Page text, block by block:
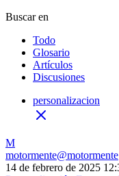
Buscar en
Todo
Glosario
Artículos
Discusiones
personalizacion
M
motormente@motormente
14 de febrero de 2025